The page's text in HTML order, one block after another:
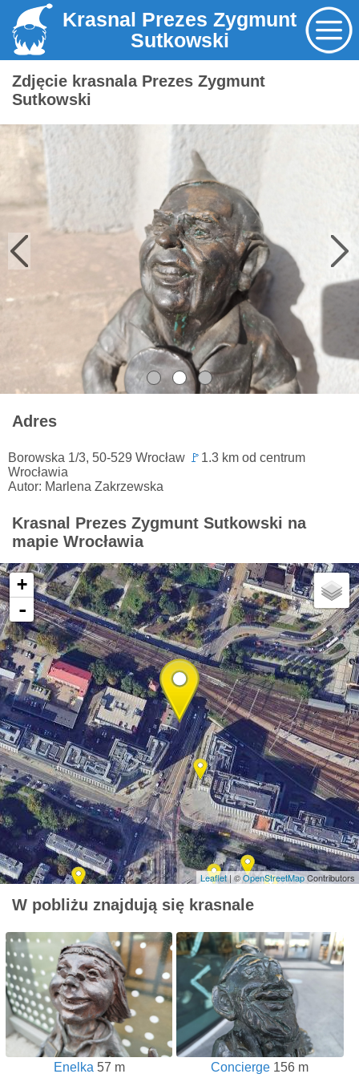
Krasnal Prezes Zygmunt
Sutkowski
Zdjęcie krasnala Prezes Zygmunt
Sutkowski
Adres
Borowska 1/3, 50-529 Wrocław 🚩 1.3 km od centrum
Wrocławia
Autor: Marlena Zakrzewska
Krasnal Prezes Zygmunt Sutkowski na
mapie Wrocławia
+
-
Leaflet| ©OpenStreetMapContributors
W pobliżu znajdują się krasnale
Enelka 57 m Concierge 156 m